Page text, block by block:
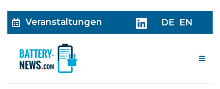
Veranstaltungen DE EN